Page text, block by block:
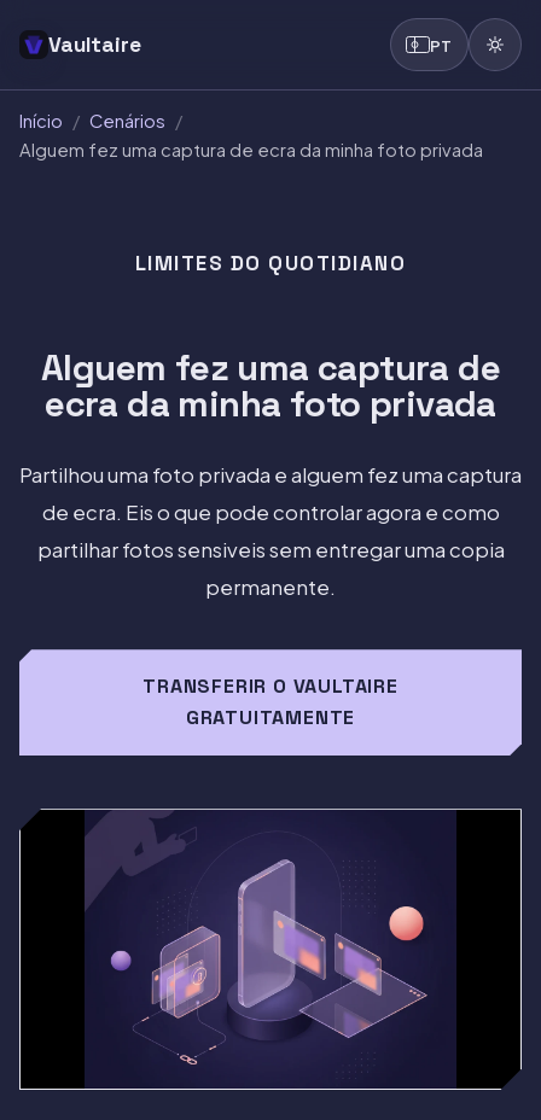
Vaultaire PT
Início / Cenários /
Alguem fez uma captura de ecra da minha foto privada
LIMITES DO QUOTIDIANO
Alguem fez uma captura de
ecra da minha foto privada
Partilhou uma foto privada e alguem fez uma captura
de ecra. Eis o que pode controlar agora e como
partilhar fotos sensiveis sem entregar uma copia
permanente.
TRANSFERIR O VAULTAIRE
GRATUITAMENTE